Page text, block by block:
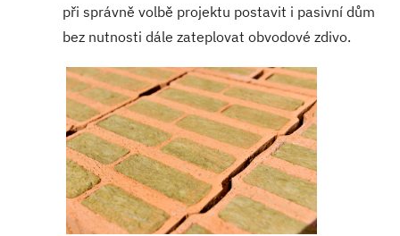
při správně volbě projektu postavit i pasivní dům
bez nutnosti dále zateplovat obvodové zdivo.